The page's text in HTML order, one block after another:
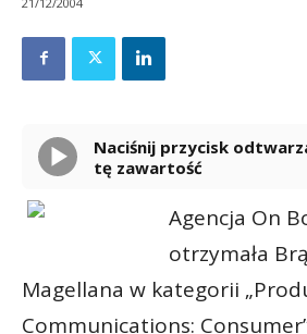
Naciśnij przycisk odtwarzania, aby odsłuchać
tę zawartość
Agencja On
otrzymała
Magellana w kategorii
Communications: